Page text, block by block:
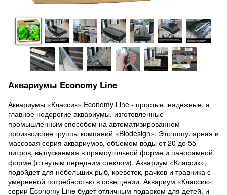
Аквариумы Economy Line
Аквариумы «Классик» Economy Line - простые, надёжные, а
главное недорогие аквариумы, изготовленные
промышленным способом на автоматизированном
производстве группы компаний «Biodesign». Это популярная и
массовая серия аквариумов, объемом воды от 20 до 55
литров, выпускаемая в прямоугольной форме и панорамной
форме (с гнутым передним стеклом). Аквариум «Классик»,
подойдет для небольших рыб, креветок, рачков и травника с
умеренной потребностью в освещении. Аквариум «Классик»
серии Economy Line будет отличным подарком для детей, и